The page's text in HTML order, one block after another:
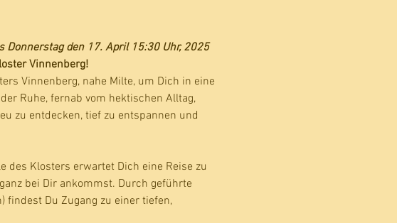
Donnerstag den 17. April 15:30 Uhr, 2025
Vinnenberg!
Vinnenberg, nahe Milte, um Dich in eine
Ruhe, fernab vom hektischen Alltag,
zu entdecken, tief zu entspannen und
des Klosters erwartet Dich eine Reise zu
bei Dir ankommst. Durch geführte
findest Du Zugang zu einer tiefen,